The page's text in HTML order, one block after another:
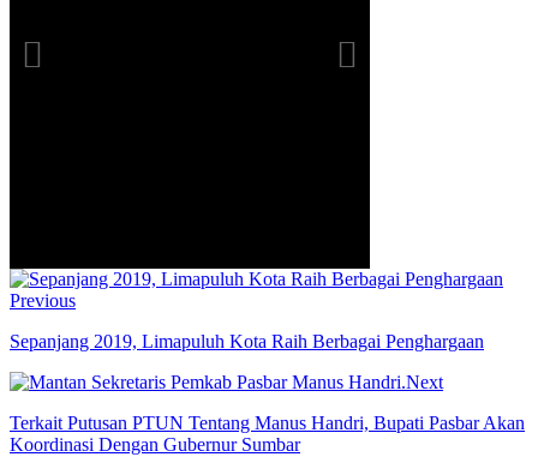
Previous
Sepanjang 2019, Limapuluh Kota Raih Berbagai Penghargaan
Next
Terkait Putusan PTUN Tentang Manus Handri, Bupati Pasbar Akan
Koordinasi Dengan Gubernur Sumbar